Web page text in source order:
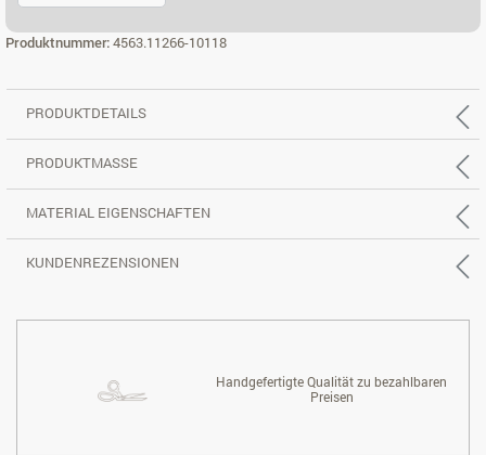
Produktnummer:4563.11266-10118
PRODUKTDETAILS
PRODUKTMASSE
MATERIAL EIGENSCHAFTEN
KUNDENREZENSIONEN
Handgefertigte Qualität zu bezahlbaren
Preisen